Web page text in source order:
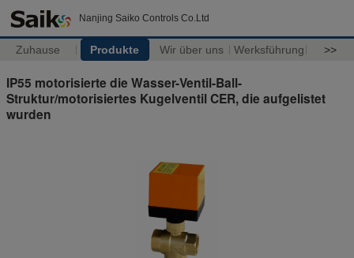
Nanjing Saiko Controls Co.Ltd
Zuhause Produkte Wir über uns Werksführung >>
IP55 motorisierte die Wasser-Ventil-Ball-
Struktur/motorisiertes Kugelventil CER, die aufgelistet
wurden